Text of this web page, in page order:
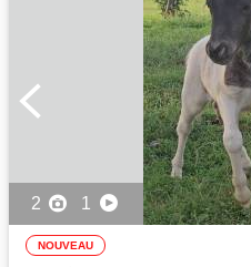
2 1
NOUVEAU